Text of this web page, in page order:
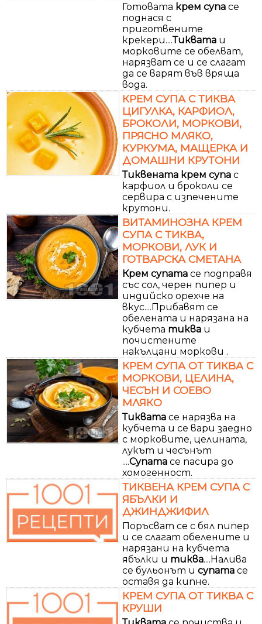
Готовата крем супа се
поднася с
приготвените
крекери....Тиквата и
морковите се обелват,
нарязват се и се слагат
да се варят във вряща
вода.
КРЕМ СУПА С ТИКВА
ЦИГУЛКА, КАРФИОЛ,
БРОКОЛИ, МОРКОВИ,
ПРЯСНО МЛЯКО,
КУРКУМА, МАЩЕРКА И
ДОМАШНИ КРУТОНИ
Тиквената крем супа с
карфиол и броколи се
сервира с изпечените
крутони.
ВИТАМИНОЗНА КРЕМ
СУПА С ТИКВА,
МОРКОВИ, ЛУК И
ГОТВАРСКА СМЕТАНА
Крем супата се подправя
със сол, черен пипер и
индийско орехче на
вкус....Прибавят се
обелената и нарязана на
кубчета тиква и
почистените
накълцани моркови .
КРЕМ СУПА ОТ ТИКВА С
МОРКОВИ, ЦЕЛИНА,
ЧЕСЪН И СОЕВО
МЛЯКО
Тиквата се нарязва на
кубчета и се вари заедно
с морковите, целината,
лукът и чесънът
....Супата се пасира до
хомогенност.
ТИКВЕНА КРЕМ СУПА С
ЯБЪЛКИ И
ДЖИНДЖИФИЛ
Поръсват се с бял пипер
и се слагат обелените и
нарязани на кубчета
ябълки и тиква....Налива
се бульонът и супата се
оставя да кипне.
КРЕМ СУПА ОТ ТИКВА С
КРУШИ